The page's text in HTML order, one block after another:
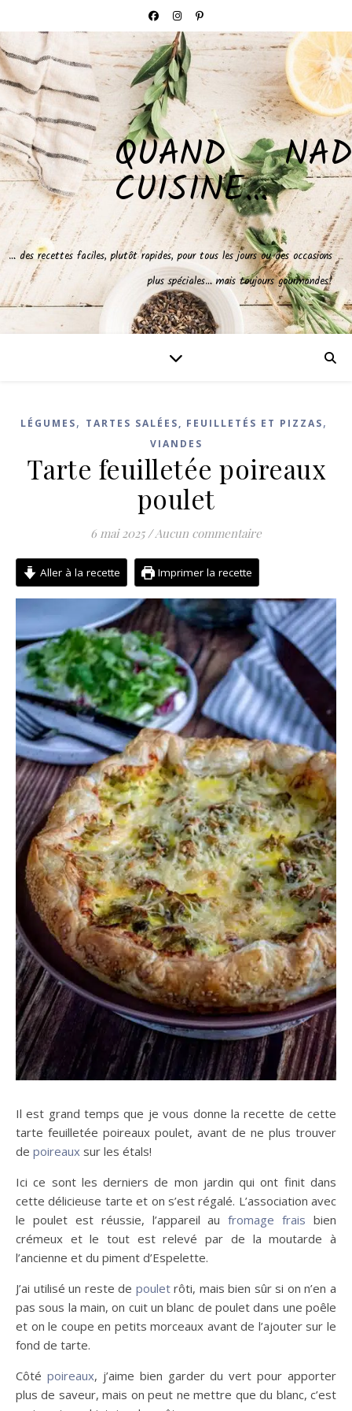
QUAND NAD
CUISINE…
… des recettes faciles, plutôt rapides, pour tous les jours ou des occasions
plus spéciales… mais toujours gourmandes!
LÉGUMES, TARTES SALÉES, FEUILLETÉS ET PIZZAS,
VIANDES
Tarte feuilletée poireaux
poulet
6 mai 2025 /Aucun commentaire
Aller à la recette Imprimer la recette
Il est grand temps que je vous donne la recette de cette
tarte feuilletée poireaux poulet, avant de ne plus trouver
de poireaux sur les étals!
Ici ce sont les derniers de mon jardin qui ont finit dans
cette délicieuse tarte et on s’est régalé. L’association avec
le poulet est réussie, l’appareil aufromage frais bien
crémeux et le tout est relevé par de la moutarde à
l’ancienne et du piment d’Espelette.
J’ai utilisé un reste de pouletrôti, mais bien sûr si on n’en a
pas sous la main, on cuit un blanc de poulet dans une poêle
et on le coupe en petits morceaux avant de l’ajouter sur le
fond de tarte.
Côté poireaux, j’aime bien garder du vert pour apporter
plus de saveur, mais on peut ne mettre que du blanc, c’est